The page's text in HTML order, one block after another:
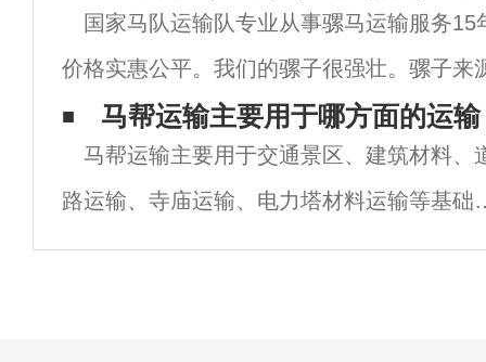
不再仅仅用作交通工具。虽然马的作用发生
变化，但它仍然有自己的市场的育种技术也
生
国家马队运输队专业从事骡马运输服务15
价格实惠公平。我们的骡子很强壮。骡子来
时，训练有素。能够完成人力无法完成的运
工程砾石材料.水泥.铁塔材料.绝缘物.瓷瓶
马帮运输主要用于哪方面的运
马帮运输主要用于交通景区、建筑材料、
路运输、寺庙运输、电力塔材料运输等基础
施工程。砂、水泥动力工程、塔式材料、瓷